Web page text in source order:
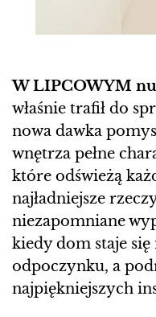
W LIPCOWYM
właśnie trafił do
nowa dawka
wnętrza pełne
które odświeżą
najładniejsze
niezapomniane
kiedy dom staje
odpoczynku, a
najpiękniejszych